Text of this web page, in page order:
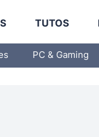
TUTOS
PC & Gaming